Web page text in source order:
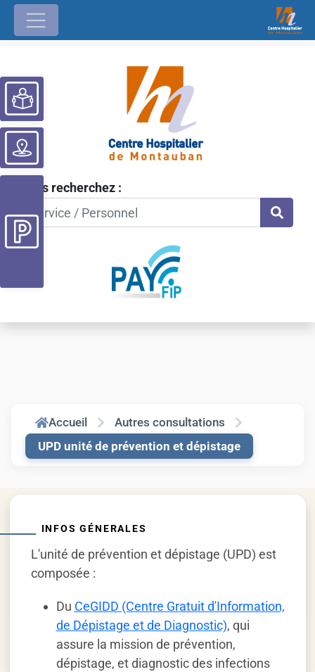
Vous recherchez :
Ouvrir la barre d’outils
Accueil
Autres consultations
UPD unité de prévention et dépistage
INFOS GÉNERALES
L'unité de prévention et dépistage (UPD) est
composée :
Du CeGIDD (Centre Gratuit d'Information,
de Dépistage et de Diagnostic), qui
assure la mission de prévention,
dépistage, et diagnostic des infections